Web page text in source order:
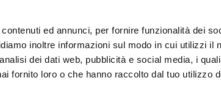
ed annunci, per fornire funzionalità dei
inoltre informazioni sul modo in cui utilizzi il
dei dati web, pubblicità e social media, i
fornito loro o che hanno raccolto dal tuo utilizzo
i.it